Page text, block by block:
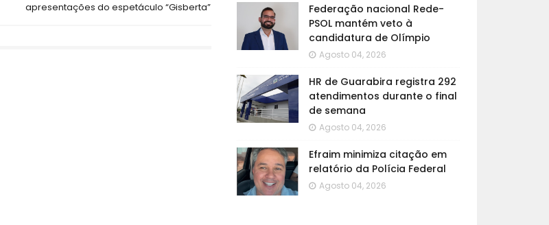
apresentações do espetáculo “Gisberta”
Federação nacional Rede-
PSOL mantém veto à
candidatura de Olímpio
Agosto 04, 2026
HR de Guarabira registra 292
atendimentos durante o final
de semana
Agosto 04, 2026
Efraim minimiza citação em
relatório da Polícia Federal
Agosto 04, 2026